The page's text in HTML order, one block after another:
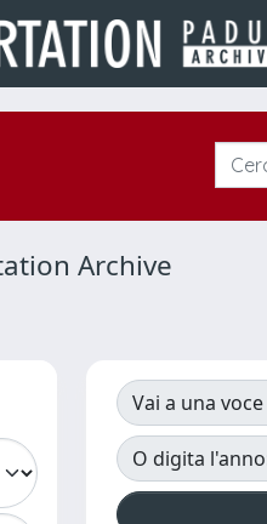
Archive
Vai a una
O digita